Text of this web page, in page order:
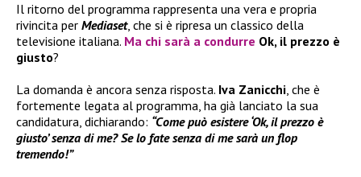
Il ritorno del programma rappresenta una vera e propria
rivincita per Mediaset, che si è ripresa un classico della
televisione italiana. Ma chi sarà a condurre Ok, il prezzo è
giusto?
La domanda è ancora senza risposta. Iva Zanicchi, che è
fortemente legata al programma, ha già lanciato la sua
candidatura, dichiarando: “Come può esistere ‘Ok, il prezzo è
giusto’ senza di me? Se lo fate senza di me sarà un flop
tremendo!”